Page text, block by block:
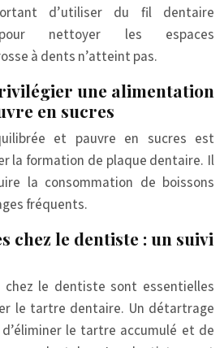
d’utiliser du fil dentaire
pour nettoyer les espaces
à dents n’atteint pas.
une alimentation
en sucres
et pauvre en sucres est
la formation de plaque dentaire. Il
la consommation de boissons
fréquents.
chez le dentiste : un suivi
chez le dentiste sont essentielles
le tartre dentaire. Un détartrage
le tartre accumulé et de